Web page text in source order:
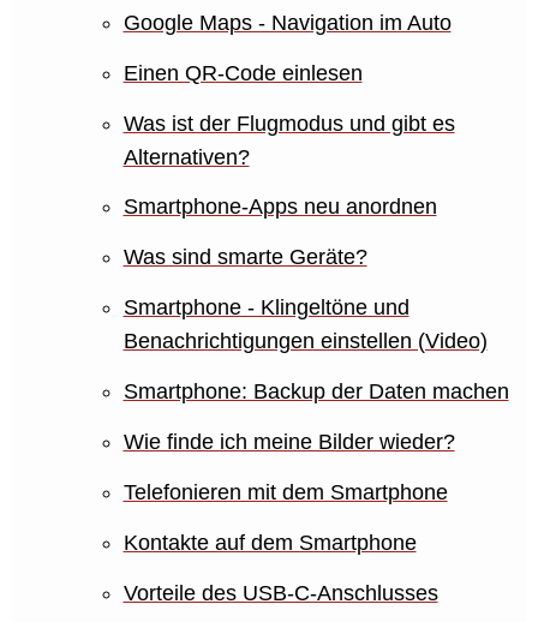
Google Maps - Navigation im Auto
Einen QR-Code einlesen
Was ist der Flugmodus und gibt es
Alternativen?
Smartphone-Apps neu anordnen
Was sind smarte Geräte?
Smartphone - Klingeltöne und
Benachrichtigungen einstellen (Video)
Smartphone: Backup der Daten machen
Wie finde ich meine Bilder wieder?
Telefonieren mit dem Smartphone
Kontakte auf dem Smartphone
Vorteile des USB-C-Anschlusses